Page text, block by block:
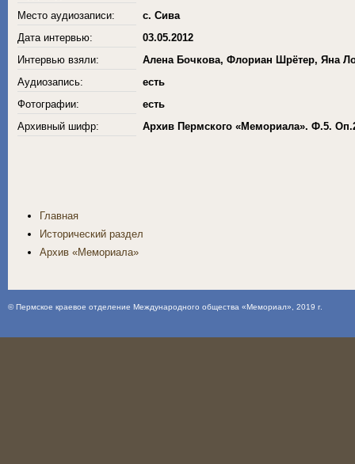
Место аудиозаписи:
с. Сива
Дата интервью:
03.05.2012
Интервью взяли:
Алена Бочкова, Флориан Шрётер, Яна
Аудиозапись:
есть
Фотографии:
есть
Архивный шифр:
Архив Пермского «Мемориала». Ф.5.
Главная
Исторический раздел
Архив «Мемориала»
©Пермское краевое отделение Международного общества «Мемориал» , 2019 г.